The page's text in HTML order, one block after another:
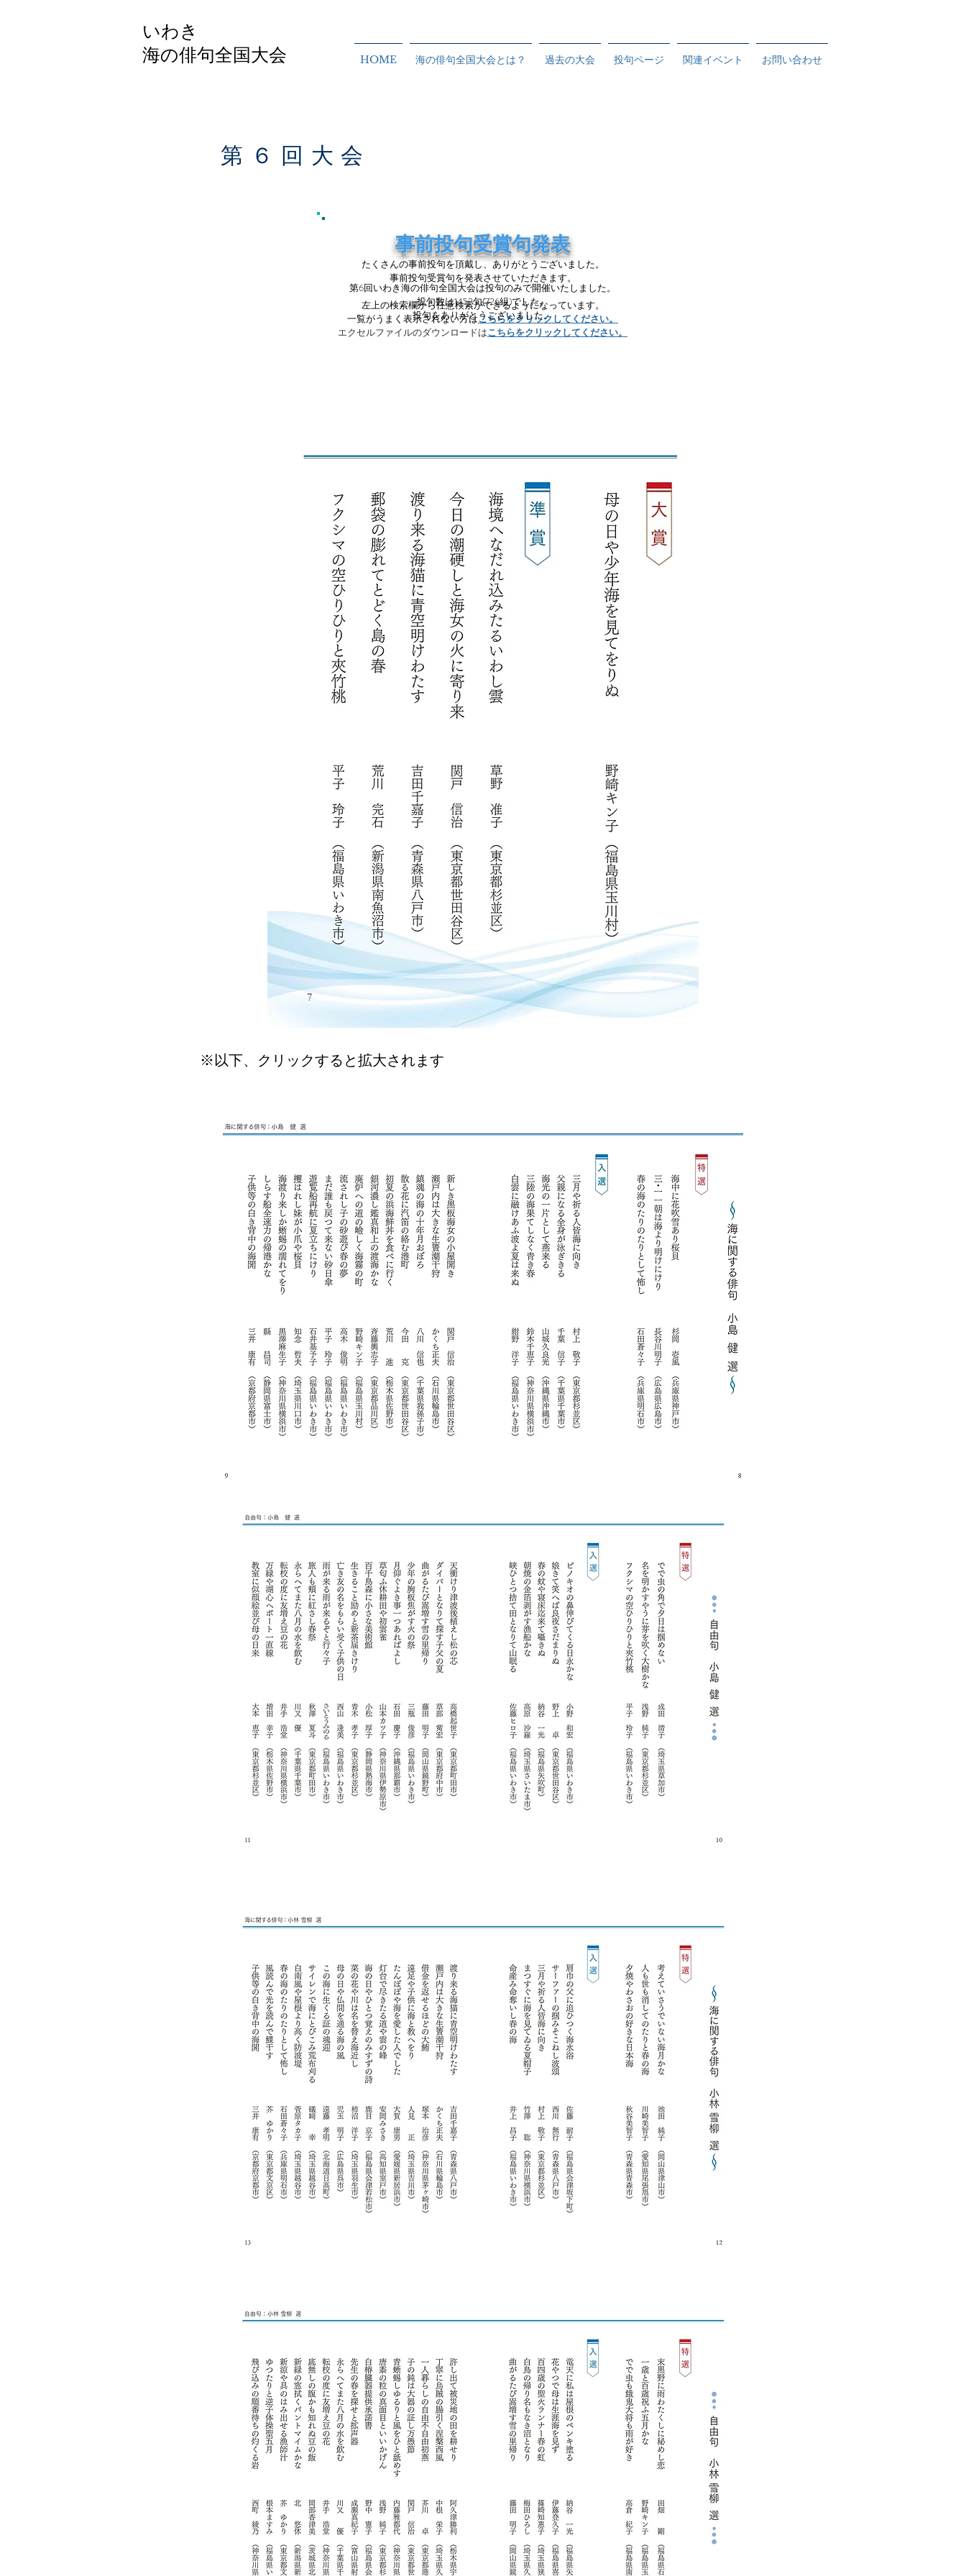
いわき
​海の俳句全国大会
HOME 海の俳句全国大会とは？ 過去の大会 投句ページ 関連イベント お問い合わせ
第６回大会
事前投句受賞句発表
たくさんの事前投句を頂戴し、ありがとうございました。
事前投句受賞句を発表させていただきます。
左上の検索欄から任意検索ができるようになっています。
​一覧がうまく表示されない方はこちらをクリックしてください。
エクセルファイルのダウンロードはこちらをクリックしてください。
事前投句受賞句発表
第6回いわき海の俳句全国大会は投句のみで開催いたしました。
投句数は1452句(726組)でした。
投句をありがとうございました。
※以下、クリックすると拡大されます